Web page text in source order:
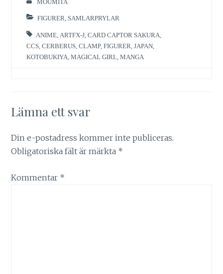
MOUMITA
FIGURER SAMLARPRYLAR
ANIME ARTFX-J ,CARD CAPTOR SAKURA
CCS ,CERBERUS ,CLAMP,FIGURER JAPAN
KOTOBUKIYA ,MAGICAL GIRL ,MANGA
Lämna ett svar
Din e-postadress kommer inte publiceras.
Obligatoriska fält är märkta *
Kommentar *